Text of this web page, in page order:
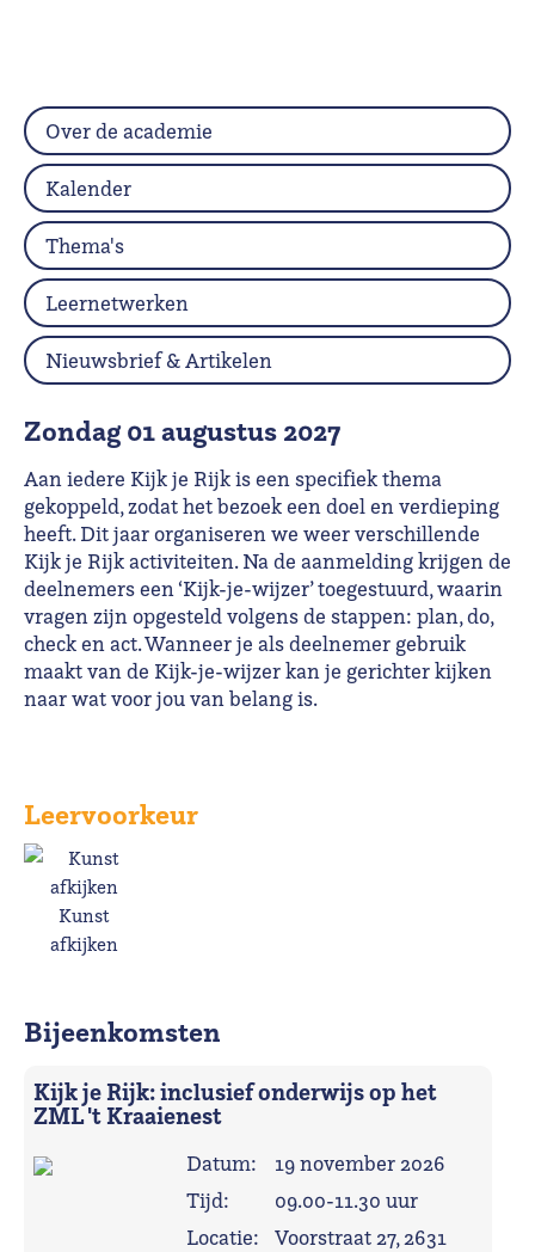
zondag 01 augustus 2027
Aan iedere Kijk je Rijk is een specifiek thema
gekoppeld, zodat het bezoek een doel en verdieping
heeft. Dit jaar organiseren we weer verschillende
Kijk je Rijk activiteiten. Na de aanmelding krijgen de
deelnemers een ‘Kijk-je-wijzer’ toegestuurd, waarin
vragen zijn opgesteld volgens de stappen: plan, do,
check en act. Wanneer je als deelnemer gebruik
maakt van de Kijk-je-wijzer kan je gerichter kijken
naar wat voor jou van belang is.
Leervoorkeur
Kunst
afkijken
Bijeenkomsten
Kijk je Rijk: inclusief onderwijs op het
ZML 't Kraaienest
Datum:
19 november 2026
Tijd:
09.00-11.30 uur
Locatie:
Voorstraat 27, 2631
Over de academie
Kalender
Thema's
Leernetwerken
Nieuwsbrief & Artikelen